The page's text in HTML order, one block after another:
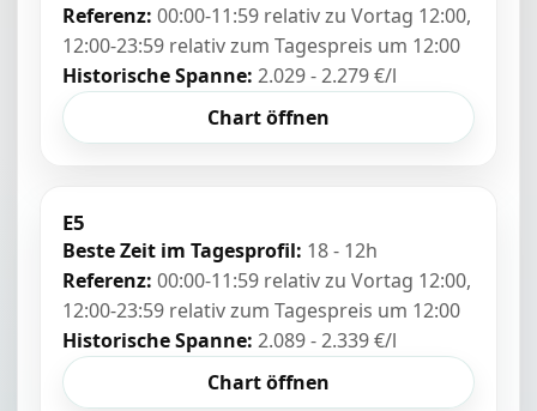
Referenz: 00:00-11:59 relativ zu Vortag 12:00,
12:00-23:59 relativ zum Tagespreis um 12:00
Historische Spanne: 2.029 - 2.279 €/l
Chart öffnen
E5
Beste Zeit im Tagesprofil: 18 - 12h
Referenz: 00:00-11:59 relativ zu Vortag 12:00,
12:00-23:59 relativ zum Tagespreis um 12:00
Historische Spanne: 2.089 - 2.339 €/l
Chart öffnen